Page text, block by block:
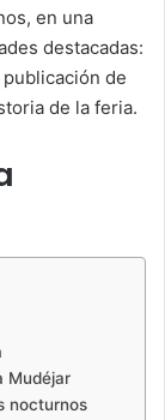
en una
destacadas:
de
de la feria.
Mudéjar
nocturnos